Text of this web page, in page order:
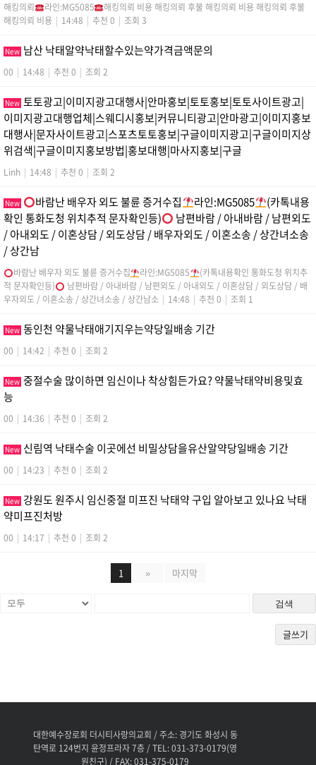
해킹의뢰 라인:MG5085
해킹의뢰 비용 해킹의뢰 후불 해킹의뢰 비용 해킹의뢰 후불
해킹의뢰 비용
14:48 추천 0 조회 3
New 남산 낙태알약낙태할수있는약가격금액문의
00 14:48 추천 0 조회 2
New 토토광고|이미지광고대행사|안마홍보|토토홍보|토토사이트광고|
이미지광고대행업체|스웨디시홍보|커뮤니티광고|안마광고|이미지홍보
대행사|문자사이트광고|스포츠토토홍보|구글이미지광고|구글이미지상
위검색|구글이미지홍보방법|홍보대행|마사지홍보|구글
Linh 14:48 추천 0 조회 2
New 바람난 배우자 외도 불륜 증거수집 라인:MG5085
(카톡내용
확인 통화도청 위치추적 문자확인등)
남편바람 / 아내바람 / 남편외도
/ 아내외도 / 이혼상담 / 외도상담 / 배우자외도 / 이혼소송 / 상간녀소송
/ 상간남
바람난 배우자 외도 불륜 증거수집 라인:MG5085
(카톡내용확인 통화도청 위치추
적 문자확인등)
남편바람 / 아내바람 / 남편외도 / 아내외도 / 이혼상담 / 외도상담 / 배
우자외도 / 이혼소송 / 상간녀소송 / 상간남소
14:48 추천 0 조회 1
New 동인천 약물낙태애기지우는약당일배송 기간
00 14:42 추천 0 조회 2
New 중절수술 많이하면 임신이나 착상힘든가요? 약물낙태약비용및효
능
00 14:36 추천 0 조회 2
New 신림역 낙태수술 이곳에선 비밀상담을유산알약당일배송 기간
00 14:23 추천 0 조회 2
New 강원도 원주시 임신중절 미프진 낙태약 구입 알아보고 있나요 낙­태
약미­프진처방
00 14:17 추천 0 조회 2
1 » 마지막
검색
글쓰기
대한예수장로회 더시티사랑의교회 / 주소: 경기도 화성시 동
탄역로 124번지 윤정프라자 7층 / TEL: 031-373-0179(영
원친구) / FAX: 031-375-0179